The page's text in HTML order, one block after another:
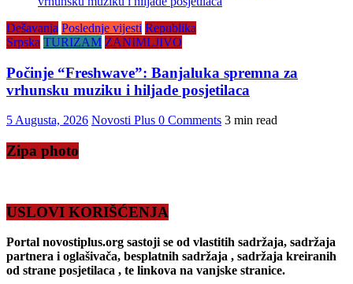
Dešavanja Poslednje vijesti Republika
Srpska TURIZAM ZANIMLJIVO
Počinje “Freshwave”: Banjaluka spremna za
vrhunsku muziku i hiljade posjetilaca
5 Augusta, 2026 Novosti Plus 0 Comments 3 min read
Zipa photo
USLOVI KORIŠĆENJA
Portal novostiplus.org sastoji se od vlastitih sadržaja, sadržaja
partnera i oglašivača, besplatnih sadržaja , sadržaja kreiranih
od strane posjetilaca , te linkova na vanjske stranice.